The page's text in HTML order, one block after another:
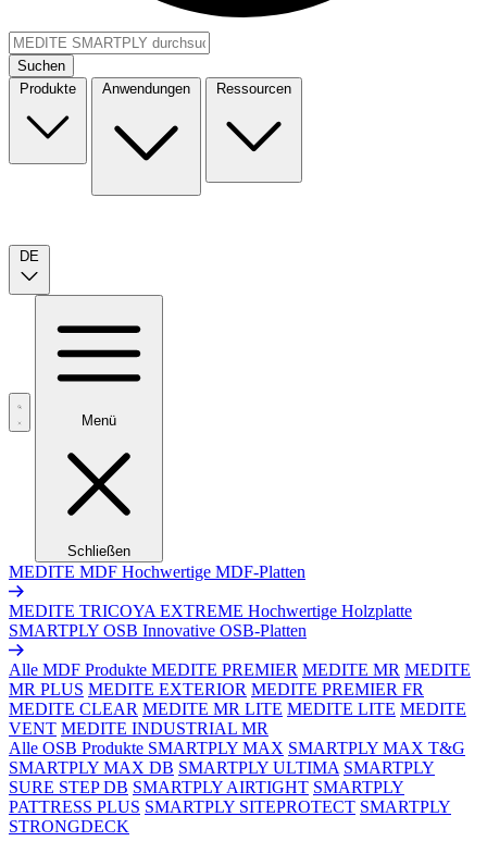
Suchen
Produkte
Anwendungen Ressourcen
DE
Menü
Schließen
MEDITE MDF Hochwertige MDF-Platten
MEDITE TRICOYA EXTREME Hochwertige Holzplatte
SMARTPLY OSB Innovative OSB-Platten
Alle MDF Produkte MEDITE PREMIER MEDITE MR MEDITE
MR PLUS MEDITE EXTERIOR MEDITE PREMIER FR
MEDITE CLEAR MEDITE MR LITE MEDITE LITE MEDITE
VENT MEDITE INDUSTRIAL MR
Alle OSB Produkte SMARTPLY MAX SMARTPLY MAX T&G
SMARTPLY MAX DB SMARTPLY ULTIMA SMARTPLY
SURE STEP DB SMARTPLY AIRTIGHT SMARTPLY
PATTRESS PLUS SMARTPLY SITEPROTECT SMARTPLY
STRONGDECK